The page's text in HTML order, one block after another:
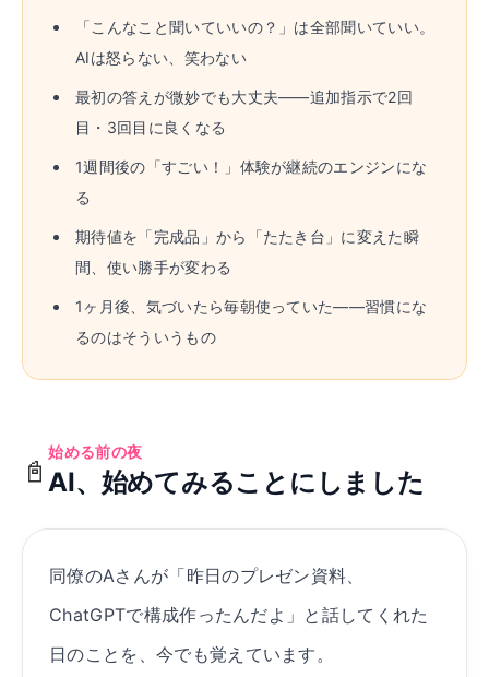
「こんなこと聞いていいの？」は全部聞いていい。
AIは怒らない、笑わない
最初の答えが微妙でも大丈夫——追加指示で2回
目・3回目に良くなる
1週間後の「すごい！」体験が継続のエンジンにな
る
期待値を「完成品」から「たたき台」に変えた瞬
間、使い勝手が変わる
1ヶ月後、気づいたら毎朝使っていた——習慣にな
るのはそういうもの
📓
始める前の夜
AI、始めてみることにしました
同僚のAさんが「昨日のプレゼン資料、
ChatGPTで構成作ったんだよ」と話してくれた
日のことを、今でも覚えています。